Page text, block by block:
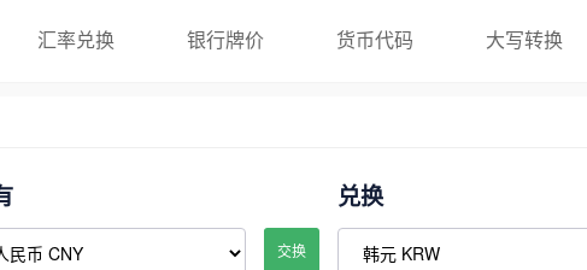
汇率兑换 银行牌价 货币代码 大写转换
交换
兑换